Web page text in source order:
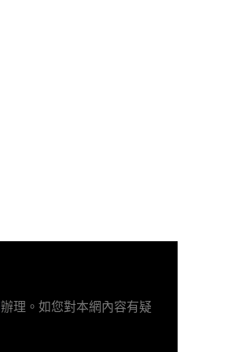
辦理。如您對本網內容有疑